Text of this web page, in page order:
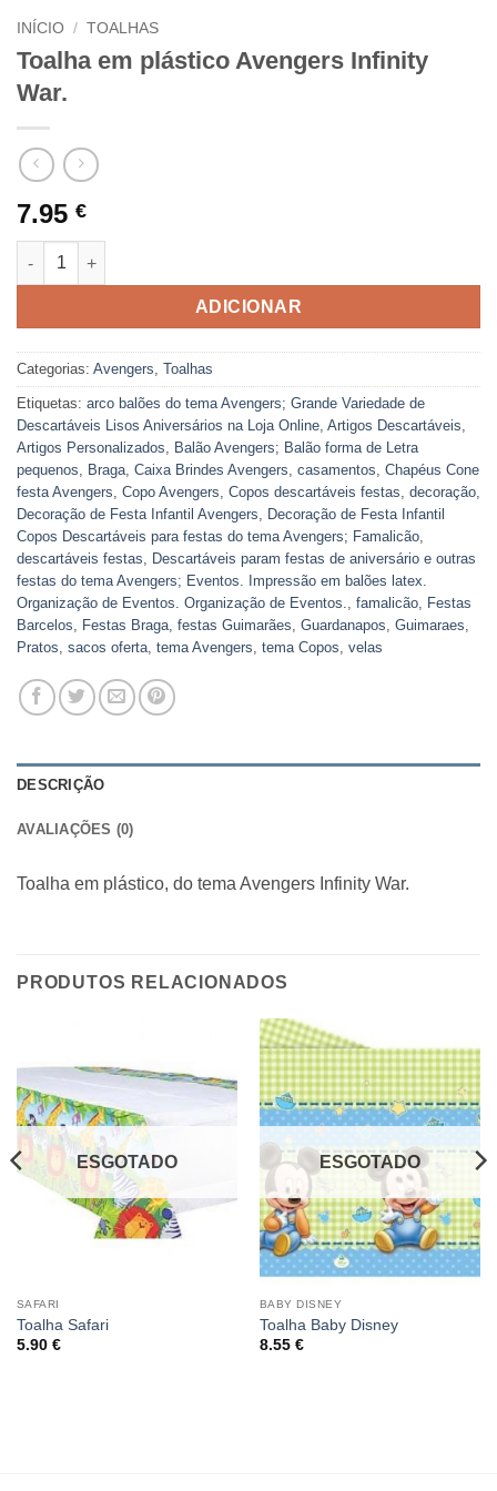
INÍCIO / TOALHAS
Toalha em plástico Avengers Infinity
War.
7.95 €
Quantidade de Toalha em plástico Avengers Infinity War.
ADICIONAR
Categorias: Avengers, Toalhas
Etiquetas: arco balões do tema Avengers; Grande Variedade de
Descartáveis Lisos Aniversários na Loja Online, Artigos Descartáveis,
Artigos Personalizados, Balão Avengers; Balão forma de Letra
pequenos, Braga, Caixa Brindes Avengers, casamentos, Chapéus Cone
festa Avengers, Copo Avengers, Copos descartáveis festas, decoração,
Decoração de Festa Infantil Avengers, Decoração de Festa Infantil
Copos Descartáveis para festas do tema Avengers; Famalicão,
descartáveis festas, Descartáveis param festas de aniversário e outras
festas do tema Avengers; Eventos. Impressão em balões latex.
Organização de Eventos. Organização de Eventos., famalicão, Festas
Barcelos, Festas Braga, festas Guimarães, Guardanapos, Guimaraes,
Pratos, sacos oferta, tema Avengers, tema Copos, velas
DESCRIÇÃO
AVALIAÇÕES (0)
Toalha em plástico, do tema Avengers Infinity War.
PRODUTOS RELACIONADOS
ESGOTADO
SAFARI
Toalha Safari
5.90 €
ESGOTADO
BABY DISNEY
Toalha Baby Disney
8.55 €